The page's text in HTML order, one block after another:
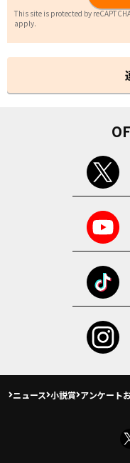
This site is protected by
apply.
ニュース 小説賞 アンケート